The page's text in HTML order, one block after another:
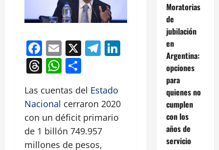
Facebook
Email
X Telegram
LinkedIn
Threads
WhatsApp
Las cuentas del Estado
Nacional cerraron 2020
con un déficit primario
de 1 billón 749.957
millones de pesos,
Moratorias
de
jubilación
en
Argentina:
opciones
para
quienes no
cumplen
con los
años de
servicio